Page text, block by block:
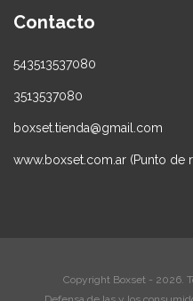
Contacto
543513537080
3513537080
boxset.tienda@gmail.com
www.boxset.com.ar (Punto de
Copyright Boxset - 2026.